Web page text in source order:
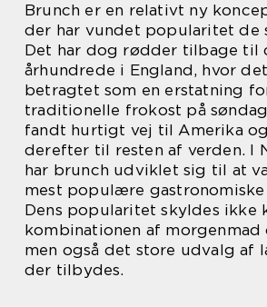
Brunch er en relativt ny
der har vundet popularitet de
Det har dog rødder tilbage til
århundrede i England, hvor
betragtet som en erstatning
traditionelle frokost på
fandt hurtigt vej til Amerika
derefter til resten af verden. I
har brunch udviklet sig til at
mest populære gastronomiske
Dens popularitet skyldes ikke
kombinationen af morgenmad
men også det store udvalg af
der tilbydes.